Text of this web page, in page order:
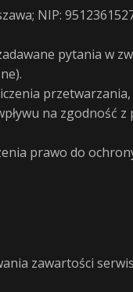
NIP:
pytania w
na zgodność z
prawo do
zawartości